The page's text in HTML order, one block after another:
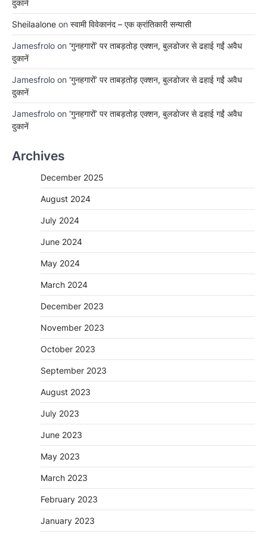
दुकानें
Sheilaalone on स्वामी विवेकानंद – एक क्रांतिकारी सन्यासी
Jamesfrolo on ‘गुनहगारों’ पर ताबड़तोड़ एक्शन, बुलडोजर से ढहाई गईं अवैध
दुकानें
Jamesfrolo on ‘गुनहगारों’ पर ताबड़तोड़ एक्शन, बुलडोजर से ढहाई गईं अवैध
दुकानें
Jamesfrolo on ‘गुनहगारों’ पर ताबड़तोड़ एक्शन, बुलडोजर से ढहाई गईं अवैध
दुकानें
Archives
December 2025
August 2024
July 2024
June 2024
May 2024
March 2024
December 2023
November 2023
October 2023
September 2023
August 2023
July 2023
June 2023
May 2023
March 2023
February 2023
January 2023